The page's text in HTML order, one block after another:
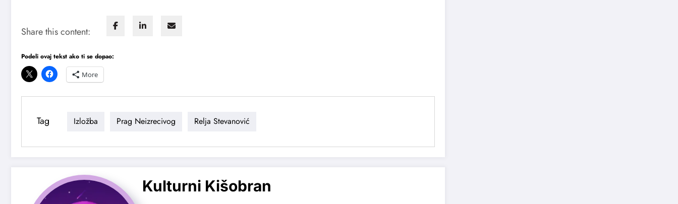
Share this content:
Podeli ovaj tekst ako ti se dopao:
More
Tag Izložba Prag Neizrecivog Relja Stevanović
Kulturni Kišobran